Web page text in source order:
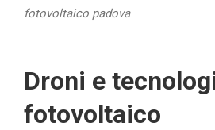
fotovoltaico padova
Droni e
fotovoltaico